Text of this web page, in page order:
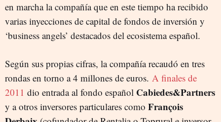
en marcha la compañía que en este tiempo ha recibido
varias inyecciones de capital de fondos de inversión y
‘business angels’ destacados del ecosistema español.
Según sus propias cifras, la compañía recaudó en tres
rondas en torno a 4 millones de euros. A finales de
2011 dio entrada al fondo español Cabiedes&Partners
y a otros inversores particulares como François